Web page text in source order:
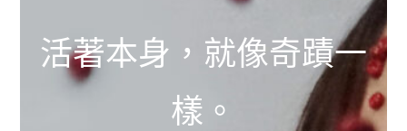
活著本身，就像奇蹟一
樣。